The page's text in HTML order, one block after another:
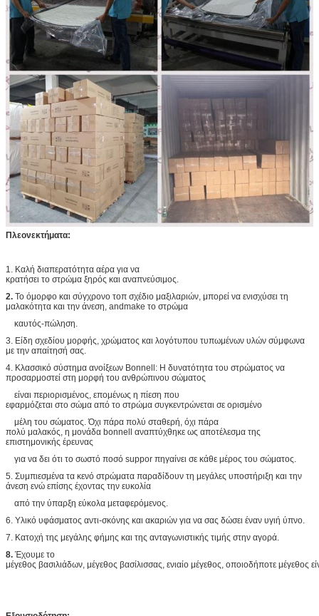
Πλεονεκτήματα:
1. Καλή διαπερατότητα αέρα για να
κρατήσει το στρώμα ξηρός και αναπνεύσιμος.
2. Το όμορφο και σύγχρονο τοπ σχέδιο μαξιλαριών, μπορεί να ενισχύσει τη
μαλακότητα και την άνεση, andmake το στρώμα
καυτός-πώληση.
3. Είδη σχεδίου μορφής, χρώματος και λογότυπου τυπωμένων υλών σύμφωνα
με την απαίτησή σας.
4. Κλασσικό σύστημα ανοίξεων Bonnell: Η δυνατότητα του στρώματος να
προσαρμοστεί στη μορφή του ανθρώπινου σώματος
είναι περιορισμένος, επομένως η πίεση που
εφαρμόζεται στο σώμα από το στρώμα συγκεντρώνεται σε ορισμένο
μέλη του σώματος. Όχι πάρα πολύ σταθερή, όχι πάρα
πολύ μαλακός, η μονάδα bonnell αναπτύχθηκε ως αποτέλεσμα της
επιστημονικής έρευνας
για να δει ότι το σωστό ποσό suppor πηγαίνει σε κάθε μέρος του σώματος.
5. Συμπιεσμένα τα κενό στρώματα παραδίδουν τη μεγάλες υποστήριξη και την
άνεση ενώ επίσης έχοντας την ευκολία
από την ύπαρξη εύκολα μεταφερόμενος.
6. Υλικό υφάσματος αντι-σκόνης και ακαριών για να σας δώσει έναν υγιή ύπνο.
7. Κατοχή της μεγάλης φήμης και της ανταγωνιστικής τιμής στην αγορά.
8. Έχουμε το
μέγεθος βασιλιάδων, μέγεθος βασίλισσας, ενιαίο μέγεθος, οποιοδήποτε μέγεθος